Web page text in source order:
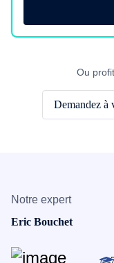
Ou
Demandez à
Notre expert
Eric Bouchet